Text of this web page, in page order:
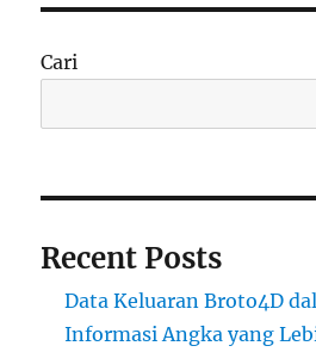
Cari
Recent Posts
Data Keluaran Broto4D
Informasi Angka yang